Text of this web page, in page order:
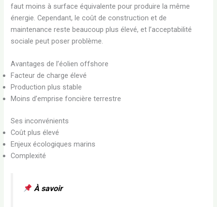
faut moins à surface équivalente pour produire la même
énergie. Cependant, le coût de construction et de
maintenance reste beaucoup plus élevé, et l’acceptabilité
sociale peut poser problème.
Avantages de l’éolien offshore
Facteur de charge élevé
Production plus stable
Moins d’emprise foncière terrestre
Ses inconvénients
Coût plus élevé
Enjeux écologiques marins
Complexité
À savoir